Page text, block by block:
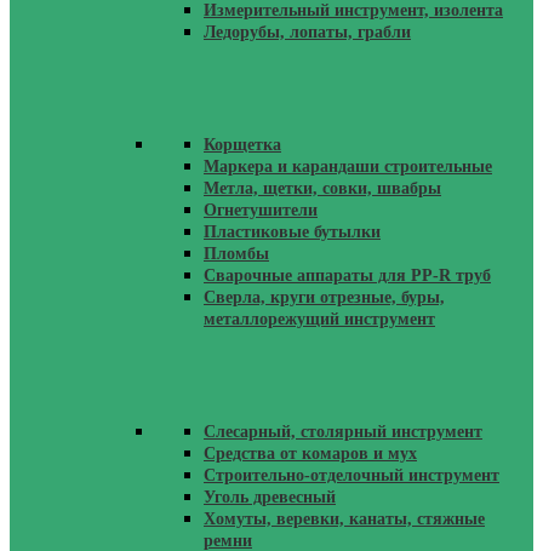
Измерительный инструмент, изолента
Ледорубы, лопаты, грабли
Корщетка
Маркера и карандаши строительные
Метла, щетки, совки, швабры
Огнетушители
Пластиковые бутылки
Пломбы
Сварочные аппараты для PP-R труб
Сверла, круги отрезные, буры,
металлорежущий инструмент
Слесарный, столярный инструмент
Средства от комаров и мух
Строительно-отделочный инструмент
Уголь древесный
Хомуты, веревки, канаты, стяжные
ремни